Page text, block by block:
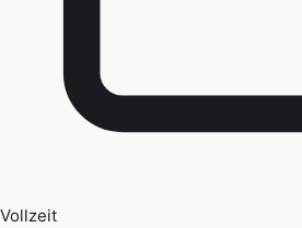
Vollzeit